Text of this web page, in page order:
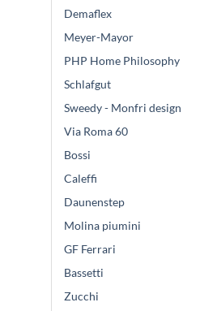
Demaflex
Meyer-Mayor
PHP Home Philosophy
Schlafgut
Sweedy - Monfri design
Via Roma 60
Bossi
Caleffi
Daunenstep
Molina piumini
GF Ferrari
Bassetti
Zucchi